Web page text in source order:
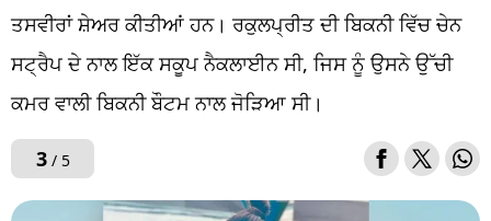
ਤਸਵੀਰਾਂ ਸ਼ੇਅਰ ਕੀਤੀਆਂ ਹਨ। ਰਕੁਲਪ੍ਰੀਤ ਦੀ ਬਿਕਨੀ ਵਿੱਚ ਚੇਨ
ਸਟ੍ਰੈਪ ਦੇ ਨਾਲ ਇੱਕ ਸਕੂਪ ਨੈਕਲਾਈਨ ਸੀ, ਜਿਸ ਨੂੰ ਉਸਨੇ ਉੱਚੀ
ਕਮਰ ਵਾਲੀ ਬਿਕਨੀ ਬੌਟਮ ਨਾਲ ਜੋੜਿਆ ਸੀ।
3/ 5